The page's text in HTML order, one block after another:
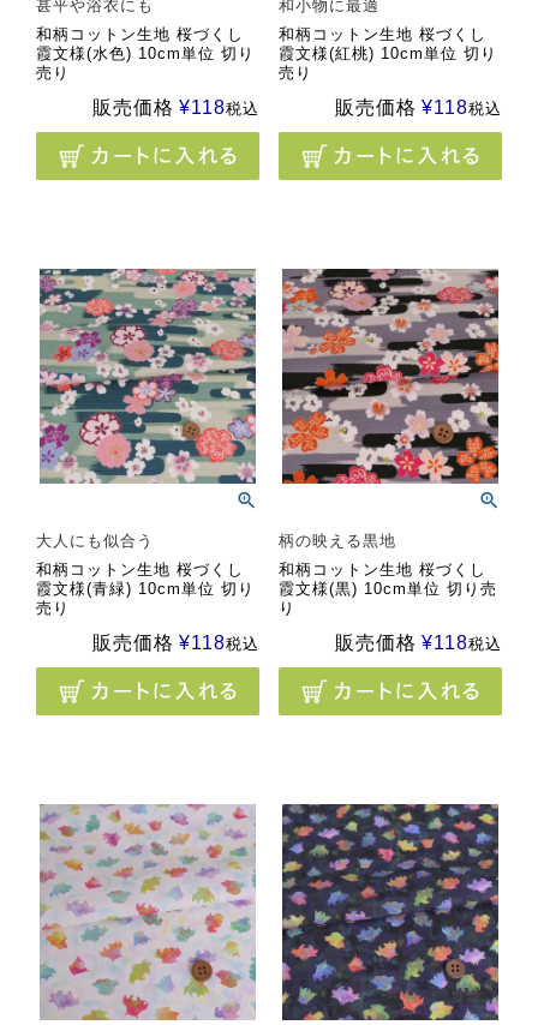
甚平や浴衣にも
和柄コットン生地 桜づくし
霞文様(水色) 10cm単位 切り
売り
販売価格 ¥118税込
和小物に最適
和柄コットン生地 桜づくし
霞文様(紅桃) 10cm単位 切り
売り
販売価格 ¥118税込
大人にも似合う
和柄コットン生地 桜づくし
霞文様(青緑) 10cm単位 切り
売り
販売価格 ¥118税込
柄の映える黒地
和柄コットン生地 桜づくし
霞文様(黒) 10cm単位 切り売
り
販売価格 ¥118税込